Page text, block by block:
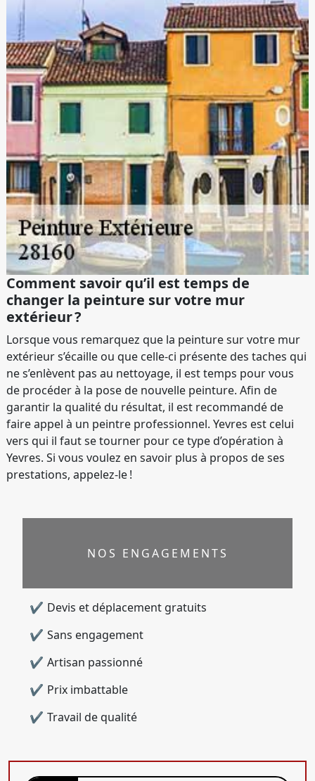
Comment savoir qu’il est temps de
changer la peinture sur votre mur
extérieur ?
Lorsque vous remarquez que la peinture sur votre mur
extérieur s’écaille ou que celle-ci présente des taches qui
ne s’enlèvent pas au nettoyage, il est temps pour vous
de procéder à la pose de nouvelle peinture. Afin de
garantir la qualité du résultat, il est recommandé de
faire appel à un peintre professionnel. Yevres est celui
vers qui il faut se tourner pour ce type d’opération à
Yevres. Si vous voulez en savoir plus à propos de ses
prestations, appelez-le !
NOS ENGAGEMENTS
Devis et déplacement gratuits
Sans engagement
Artisan passionné
Prix imbattable
Travail de qualité